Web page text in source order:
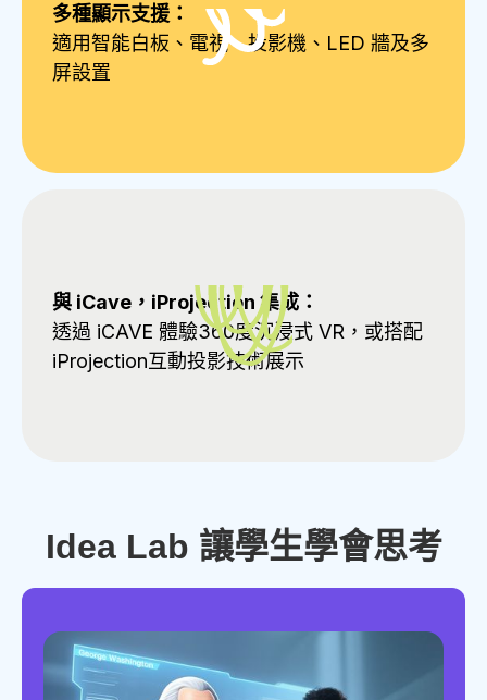
多種顯示支援：
適用智能白板、電視、投影機、LED 牆及多
屏設置
與 iCave，iProjection 集成：
透過 iCAVE 體驗360度沉浸式 VR，或搭配
iProjection互動投影技術展示
Idea Lab 讓學生學會思考